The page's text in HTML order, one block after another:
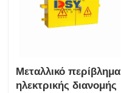
Μεταλλικό περίβλημα
ηλεκτρικής διανομής